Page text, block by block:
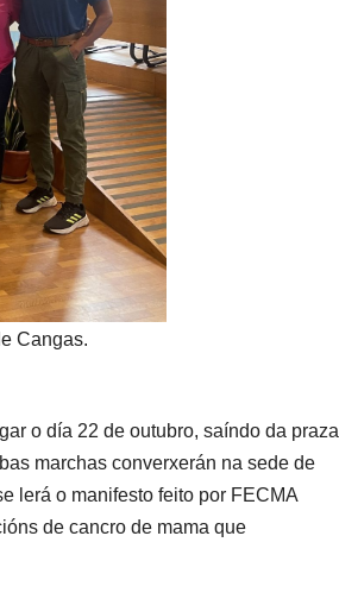
Cangas.
o día 22 de outubro, saíndo da praza
marchas converxerán na sede de
lerá o manifesto feito por FECMA
de cancro de mama que